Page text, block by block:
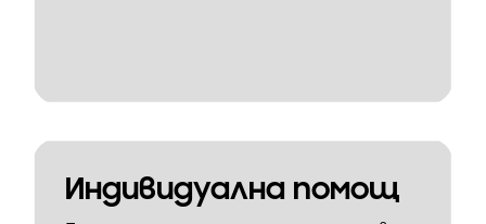
Индивидуална помощ